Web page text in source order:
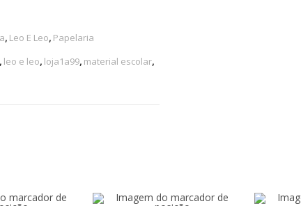
, Leo E Leo, Papelaria
, leo e leo, loja1a99, material escolar,